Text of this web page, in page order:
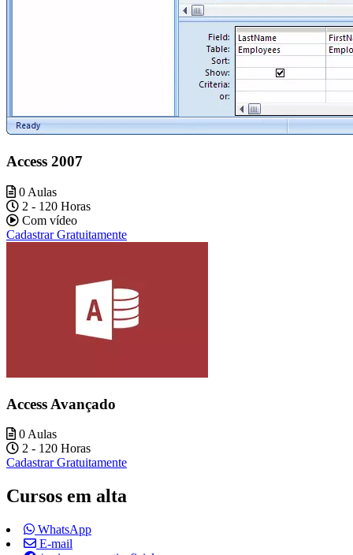
Access 2007
0 Aulas
2 - 120 Horas
Com vídeo
Cadastrar Gratuitamente
Access Avançado
0 Aulas
2 - 120 Horas
Cadastrar Gratuitamente
Cursos em alta
WhatsApp
E-mail